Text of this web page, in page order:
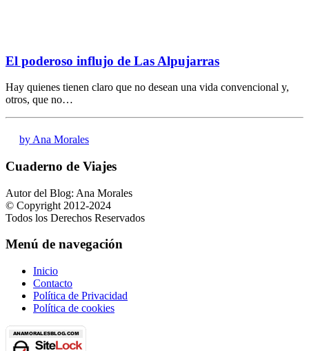
El poderoso influjo de Las Alpujarras
Hay quienes tienen claro que no desean una vida convencional y,
otros, que no…
by Ana Morales
Cuaderno de Viajes
Autor del Blog: Ana Morales
© Copyright 2012-2024
Todos los Derechos Reservados
Menú de navegación
Inicio
Contacto
Política de Privacidad
Política de cookies